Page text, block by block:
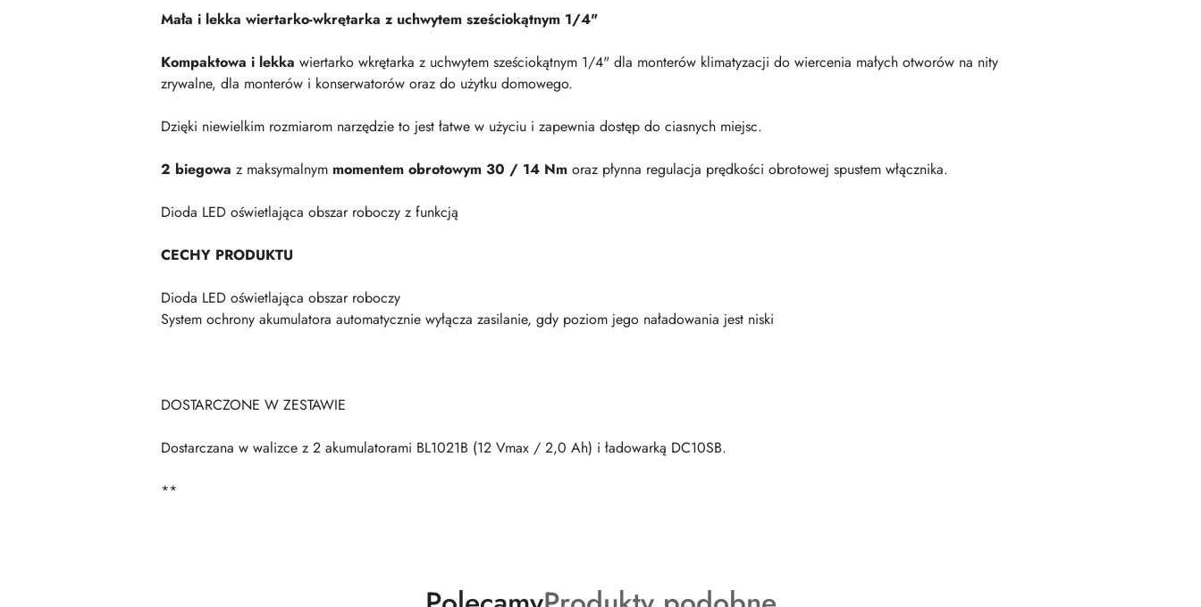
Mała i lekka wiertarko-wkrętarka z uchwytem sześciokątnym 1/4"
Kompaktowa i lekka wiertarko wkrętarka z uchwytem sześciokątnym 1/4" dla monterów klimatyzacji do wiercenia małych otworów na nity
zrywalne, dla monterów i konserwatorów oraz do użytku domowego.
Dzięki niewielkim rozmiarom narzędzie to jest łatwe w użyciu i zapewnia dostęp do ciasnych miejsc.
2 biegowa z maksymalnym momentem obrotowym 30 / 14 Nm oraz płynna regulacja prędkości obrotowej spustem włącznika.
Dioda LED oświetlająca obszar roboczy z funkcją
CECHY PRODUKTU
Dioda LED oświetlająca obszar roboczy
System ochrony akumulatora automatycznie wyłącza zasilanie, gdy poziom jego naładowania jest niski
DOSTARCZONE W ZESTAWIE
Dostarczana w walizce z 2 akumulatorami BL1021B (12 Vmax / 2,0 Ah) i ładowarką DC10SB.
**